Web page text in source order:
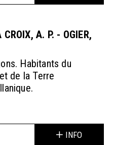
CROIX, A. P. - OGIER,
Habitants du
de la Terre
INFO